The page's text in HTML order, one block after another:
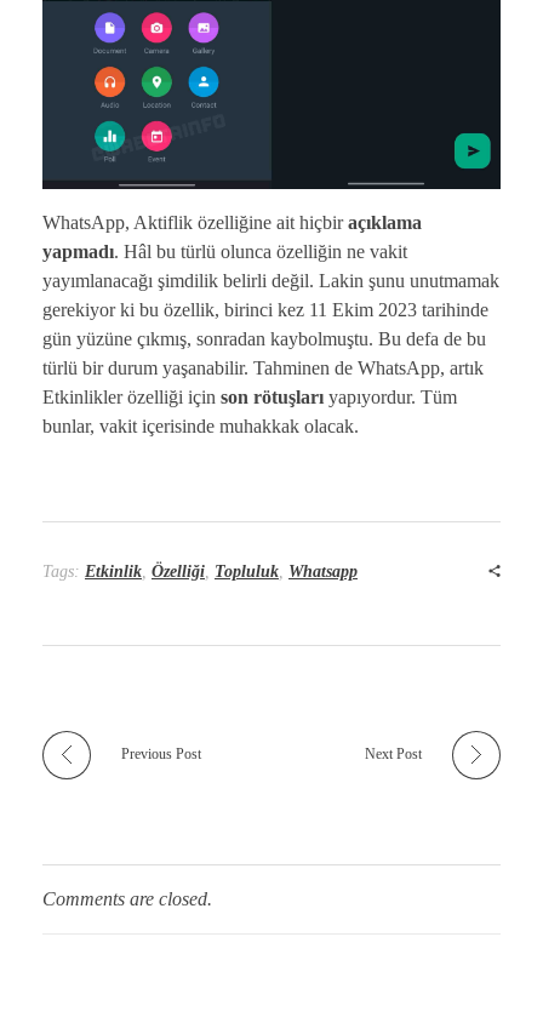
WhatsApp, Aktiflik özelliğine ait hiçbiraçıklama
yapmadı. Hâl bu türlü olunca özelliğin ne vakit
yayımlanacağı şimdilik belirli değil. Lakin şunu unutmamak
gerekiyor ki bu özellik, birinci kez 11 Ekim 2023 tarihinde
gün yüzüne çıkmış, sonradan kaybolmuştu. Bu defa de bu
türlü bir durum yaşanabilir. Tahminen de WhatsApp, artık
Etkinlikler özelliği için son rötuşları yapıyordur. Tüm
bunlar, vakit içerisinde muhakkak olacak.
Tags: Etkinlik, Özelliği, Topluluk, Whatsapp
Previous Post Next Post
Comments are closed.